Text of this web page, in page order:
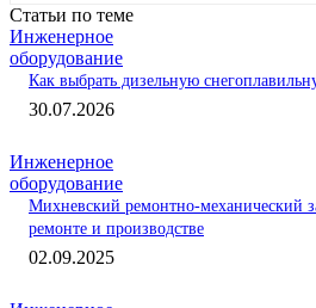
Статьи по теме
Инженерное
оборудование
Как выбрать дизельную
30.07.2026
Инженерное
оборудование
Михневский ремонтно-механический
ремонте и производстве
02.09.2025